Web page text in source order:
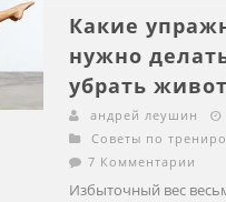
Какие
нужно
убрать
андрей леушин
Советы по
7 Комментарии
Избыточный вес